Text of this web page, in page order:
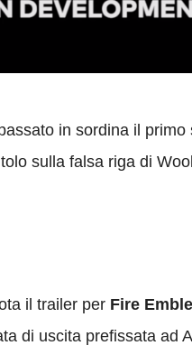
in sordina il
sulla falsa riga di
il trailer per Fire
di uscita prefissata ad